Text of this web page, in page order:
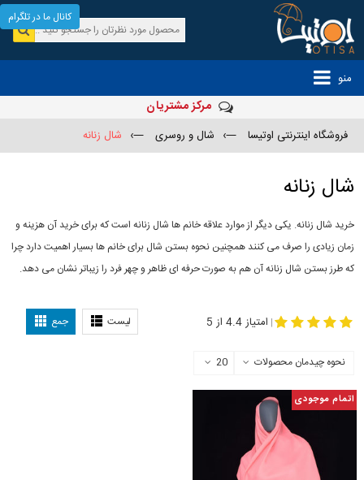
منو
مرکز مشتریان
فروشگاه اینترنتی اوتیسا —› شال و روسری —› شال زنانه
شال زنانه
خرید شال زنانه. یکی دیگر از موارد علاقه خانم ها شال زنانه است که برای خرید آن هزینه و
زمان زیادی را صرف می کنند همچنین نحوه بستن شال برای خانم ها بسیار اهمیت دارد چرا
که طرز بستن شال زنانه آن هم به صورت حرفه ای ظاهر و چهر فرد را زیباتر نشان می دهد.
لیست جمع | امتیاز 4.4 از 5
نحوه چیدمان محصولات 20
اتمام موجودی
کانال ما در تلگرام